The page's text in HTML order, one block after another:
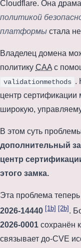
Cloudflare. Она
политикой
платформы стала
Владелец домена
политику CAA с
validationmethods .
центр сертификации
широкую,
В этом суть
дополнительный
центр
этого замка.
Эта проблема
2026-14440 [1b] [2b] .
2026-0001 сохранён
связывает до-CVE